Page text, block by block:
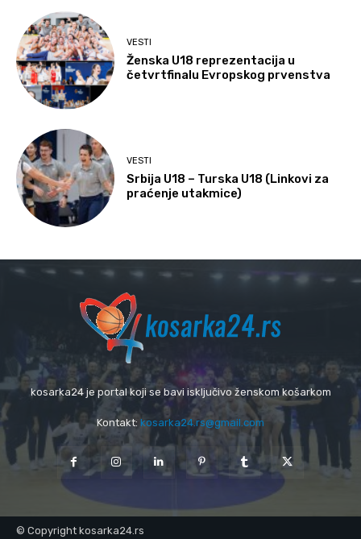
VESTI
Ženska U18 reprezentacija u
četvrtfinalu Evropskog prvenstva
VESTI
Srbija U18 – Turska U18 (Linkovi za
praćenje utakmice)
kosarka24 je portal koji se bavi isključivo ženskom košarkom
Kontakt: kosarka24.rs@gmail.com
© Copyright kosarka24.rs